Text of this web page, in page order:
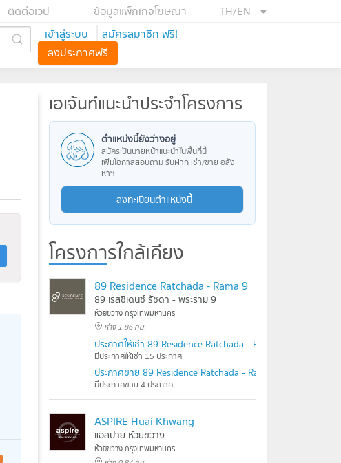
TH/EN
ข้อมูลแพ็กเกจโฆษณา
ติดต่อเวป
เข้าสู่ระบบ
สมัครสมาชิก ฟรี!
ลงประกาศฟรี
เอเจ้นท์แนะนำประจำโครงการ
ตำแหน่งนี้ยังว่างอยู่
สมัครเป็นนายหน้าแนะนำในพื้นที่นี้
เพิ่มโอกาสสอบถาม รับฝาก เช่า/ขาย อสัง
หาฯ
ลงทะเบียนตำแหน่งนี้
โครงการใกล้เคียง
89 Residence Ratchada - Rama 9
89 เรสซิเดนซ์ รัชดา - พระราม 9
ห้วยขวาง กรุงเทพมหานคร
ห่าง 1.86 กม.
ประกาศให้เช่า 89 Residence Ratchada - Rama 9
มีประกาศให้เช่า 15 ประกาศ
ประกาศขาย 89 Residence Ratchada - Rama 9
มีประกาศขาย 4 ประกาศ
ASPIRE Huai Khwang
แอสปาย ห้วยขวาง
ห้วยขวาง กรุงเทพมหานคร